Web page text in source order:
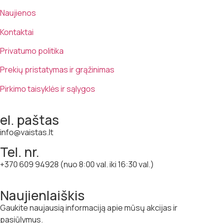
Naujienos
Kontaktai
Privatumo politika
Prekių pristatymas ir grąžinimas
Pirkimo taisyklės ir sąlygos
el. paštas
info@vaistas.lt
Tel. nr.
+370 609 94928 (nuo 8:00 val. iki 16:30 val.)
Naujienlaiškis
Gaukite naujausią informaciją apie mūsų akcijas ir
pasiūlymus.